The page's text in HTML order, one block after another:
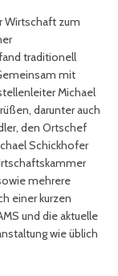
Wirtschaft zum
traditionell
mit
Michael
darunter auch
den Ortschef
Schickhofer
mehrere
einer kurzen
und die aktuelle
wie üblich